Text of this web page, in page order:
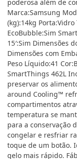
poderosa além de
Marca:Samsung
(kg):14kg
EcoBubble:Sim
15′:Sim Dimensões
Dimensões com
Peso Líquido:41
SmartThings 462L
preservar os
around Cooling™
compartimentos
temperatura se
para a conservação
congelar e resfriar
toque de um botão.
gelo mais rápido.